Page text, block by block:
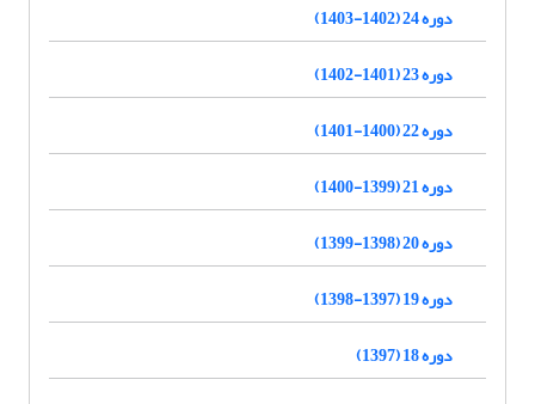
دوره 24 (1402-1403)
دوره 23 (1401-1402)
دوره 22 (1400-1401)
دوره 21 (1399-1400)
دوره 20 (1398-1399)
دوره 19 (1397-1398)
دوره 18 (1397)